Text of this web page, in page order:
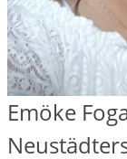
Emöke